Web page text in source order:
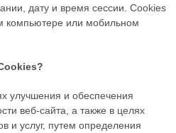
дату и время сессии. Сookies
компьютере или мобильном
улучшения и обеспечения
веб-сайта, а также в целях
и услуг, путем определения